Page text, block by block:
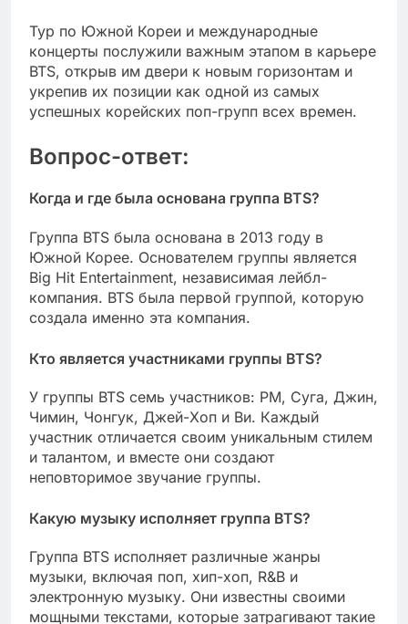
Тур по Южной Кореи и международные
концерты послужили важным этапом в карьере
BTS, открыв им двери к новым горизонтам и
укрепив их позиции как одной из самых
успешных корейских поп-групп всех времен.
Вопрос-ответ:
Когда и где была основана группа BTS?
Группа BTS была основана в 2013 году в
Южной Корее. Основателем группы является
Big Hit Entertainment, независимая лейбл-
компания. BTS была первой группой, которую
создала именно эта компания.
Кто является участниками группы BTS?
У группы BTS семь участников: РМ, Суга, Джин,
Чимин, Чонгук, Джей-Хоп и Ви. Каждый
участник отличается своим уникальным стилем
и талантом, и вместе они создают
неповторимое звучание группы.
Какую музыку исполняет группа BTS?
Группа BTS исполняет различные жанры
музыки, включая поп, хип-хоп, R&B и
электронную музыку. Они известны своими
мощными текстами, которые затрагивают такие